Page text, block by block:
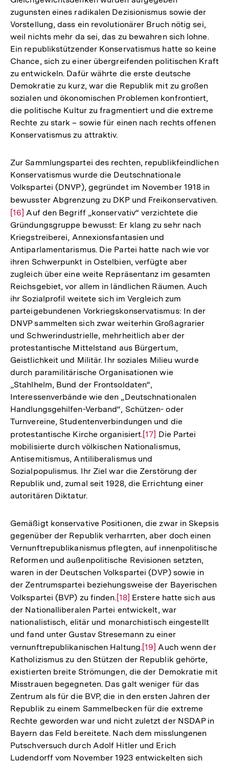
zugunsten eines radikalen Dezisionismus sowie der
Vorstellung, dass ein revolutionärer Bruch nötig sei,
weil nichts mehr da sei, das zu bewahren sich lohne.
Ein republikstützender Konservatismus hatte so keine
Chance, sich zu einer übergreifenden politischen Kraft
zu entwickeln. Dafür währte die erste deutsche
Demokratie zu kurz, war die Republik mit zu großen
sozialen und ökonomischen Problemen konfrontiert,
die politische Kultur zu fragmentiert und die extreme
Rechte zu stark – sowie für einen nach rechts offenen
Konservatismus zu attraktiv.
Zur Sammlungspartei des rechten, republikfeindlichen
Konservatismus wurde die Deutschnationale
Volkspartei (DNVP), gegründet im November 1918 in
bewusster Abgrenzung zu DKP und Freikonservativen.
[16] Auf den Begriff „konservativ“ verzichtete die
Gründungsgruppe bewusst: Er klang zu sehr nach
Kriegstreiberei, Annexionsfantasien und
Antiparlamentarismus. Die Partei hatte nach wie vor
ihren Schwerpunkt in Ostelbien, verfügte aber
zugleich über eine weite Repräsentanz im gesamten
Reichsgebiet, vor allem in ländlichen Räumen. Auch
ihr Sozialprofil weitete sich im Vergleich zum
parteigebundenen Vorkriegskonservatismus: In der
DNVP sammelten sich zwar weiterhin Großagrarier
und Schwerindustrielle, mehrheitlich aber der
protestantische Mittelstand aus Bürgertum,
Geistlichkeit und Militär. Ihr soziales Milieu wurde
durch paramilitärische Organisationen wie
„Stahlhelm, Bund der Frontsoldaten“,
Interessenverbände wie den „Deutschnationalen
Handlungsgehilfen-Verband“, Schützen- oder
Turnvereine, Studentenverbindungen und die
protestantische Kirche organisiert.Zur
Auflösung
der
Fußnote
[17] Die Partei
mobilisierte durch völkischen Nationalismus,
Antisemitismus, Antiliberalismus und
Sozialpopulismus. Ihr Ziel war die Zerstörung der
Republik und, zumal seit 1928, die Errichtung einer
autoritären Diktatur.
Gemäßigt konservative Positionen, die zwar in Skepsis
gegenüber der Republik verharrten, aber doch einen
Vernunftrepublikanismus pflegten, auf innenpolitische
Reformen und außenpolitische Revisionen setzten,
waren in der Deutschen Volkspartei (DVP) sowie in
der Zentrumspartei beziehungsweise der Bayerischen
Volkspartei (BVP) zu finden. Zur
Auflösung
der
Fußnote
[18] Erstere hatte sich aus
der Nationalliberalen Partei entwickelt, war
nationalistisch, elitär und monarchistisch eingestellt
und fand unter Gustav Stresemann zu einer
vernunftrepublikanischen Haltung.Zur
Auflösung
der
Fußnote
[19] Auch wenn der
Katholizismus zu den Stützen der Republik gehörte,
existierten breite Strömungen, die der Demokratie mit
Misstrauen begegneten. Das galt weniger für das
Zentrum als für die BVP, die in den ersten Jahren der
Republik zu einem Sammelbecken für die extreme
Rechte geworden war und nicht zuletzt der NSDAP in
Bayern das Feld bereitete. Nach dem misslungenen
Putschversuch durch Adolf Hitler und Erich
Ludendorff vom November 1923 entwickelten sich